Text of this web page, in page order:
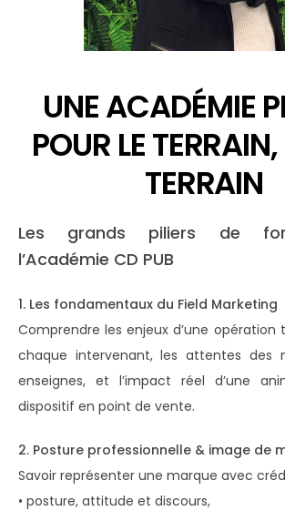
UNE ACADÉMIE
POUR LE
TERRAIN
Les grands piliers de
l’Académie CD PUB
1. Les fondamentaux du Field Marketing
Comprendre les enjeux d’une opération
chaque intervenant, les attentes des
enseignes, et l’impact réel d’une
dispositif en point de vente.
2. Posture professionnelle & image de
Savoir représenter une marque avec
• posture, attitude et discours,